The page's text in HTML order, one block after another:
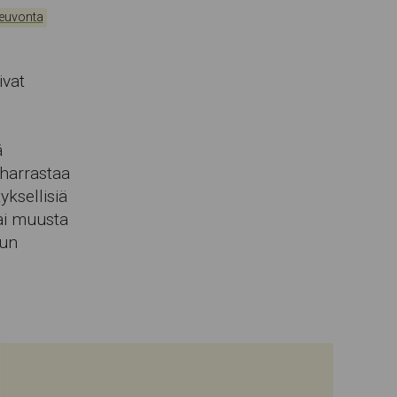
muusta